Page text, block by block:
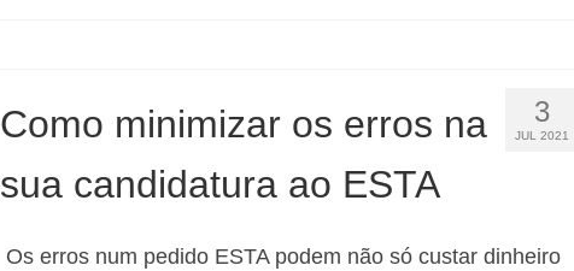
3
JUL 2021
Como minimizar os erros na
sua candidatura ao ESTA
Os erros num pedido ESTA podem não só custar dinheiro